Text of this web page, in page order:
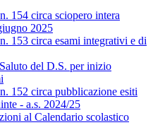
154 circa sciopero intera
2025
153 circa esami integrativi e di
del D.S. per inizio
152 circa pubblicazione esiti
- a.s. 2024/25
al Calendario scolastico